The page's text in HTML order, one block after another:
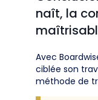
naît, la
Avec
ciblée son
méthode de